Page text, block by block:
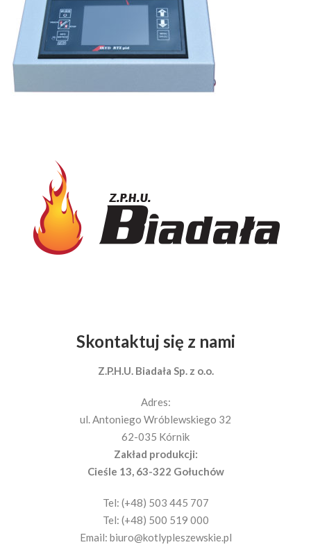
Skontaktuj się z nami
Z.P.H.U. Biadała Sp. z o.o.
Adres:
ul. Antoniego Wróblewskiego 32
62-035 Kórnik
Zakład produkcji:
Cieśle 13, 63-322 Gołuchów
Tel: (+48) 503 445 707
Tel: (+48) 500 519 000
Email: biuro@kotlypleszewskie.pl